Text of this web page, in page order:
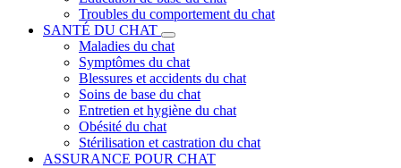
Troubles du comportement du chat
SANTÉ DU CHAT
Maladies du chat
Symptômes du chat
Blessures et accidents du chat
Soins de base du chat
Entretien et hygiène du chat
Obésité du chat
Stérilisation et castration du chat
ASSURANCE POUR CHAT